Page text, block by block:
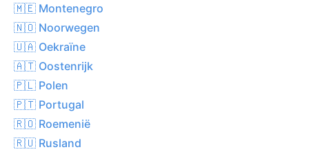
🇲🇪 Montenegro
🇳🇴 Noorwegen
🇺🇦 Oekraïne
🇦🇹 Oostenrijk
🇵🇱 Polen
🇵🇹 Portugal
🇷🇴 Roemenië
🇷🇺 Rusland